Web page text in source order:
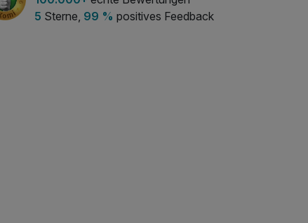
5 Sterne, 99 % positives Feedback